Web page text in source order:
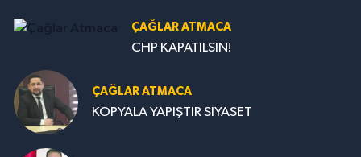
ÇAĞLAR ATMACA
CHP KAPATILSIN!
ÇAĞLAR ATMACA
KOPYALA YAPIŞTIR SİYASET